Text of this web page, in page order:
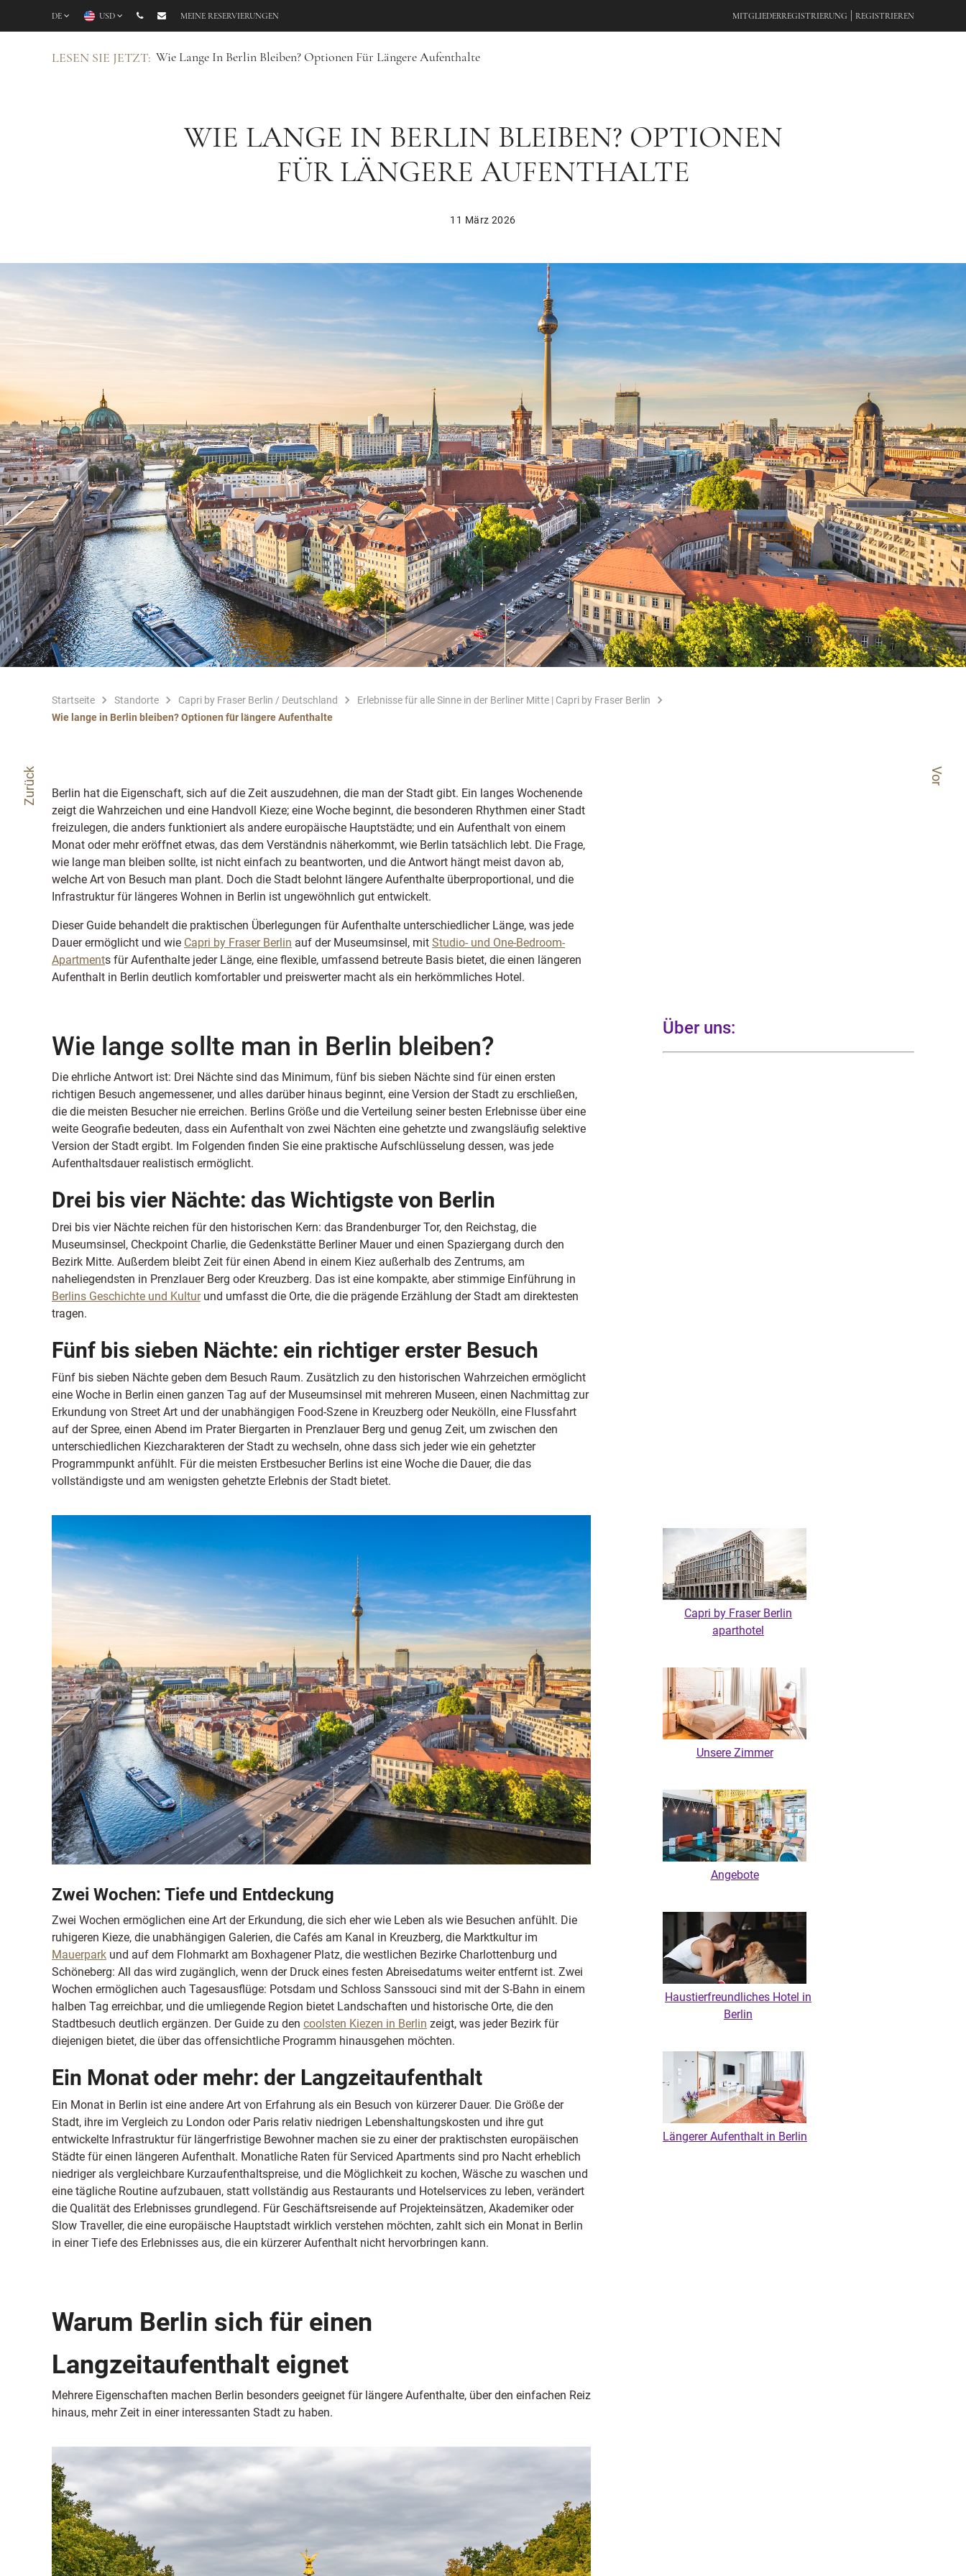
DE USD MEINE RESERVIERUNGEN MITGLIEDERREGISTRIERUNG REGISTRIEREN
LESEN SIE JETZT: Wie Lange In Berlin Bleiben? Optionen Für Längere Aufenthalte
WIE LANGE IN BERLIN BLEIBEN? OPTIONEN
FÜR LÄNGERE AUFENTHALTE
11 März 2026
Zurück Vor
Startseite Standorte Capri by Fraser Berlin / Deutschland
Erlebnisse für alle Sinne in der Berliner Mitte | Capri by Fraser Berlin
Wie lange in Berlin bleiben? Optionen für längere Aufenthalte
Berlin hat die Eigenschaft, sich auf die Zeit auszudehnen, die man der Stadt gibt. Ein langes Wochenende
zeigt die Wahrzeichen und eine Handvoll Kieze; eine Woche beginnt, die besonderen Rhythmen einer Stadt
freizulegen, die anders funktioniert als andere europäische Hauptstädte; und ein Aufenthalt von einem
Monat oder mehr eröffnet etwas, das dem Verständnis näherkommt, wie Berlin tatsächlich lebt. Die Frage,
wie lange man bleiben sollte, ist nicht einfach zu beantworten, und die Antwort hängt meist davon ab,
welche Art von Besuch man plant. Doch die Stadt belohnt längere Aufenthalte überproportional, und die
Infrastruktur für längeres Wohnen in Berlin ist ungewöhnlich gut entwickelt.
Dieser Guide behandelt die praktischen Überlegungen für Aufenthalte unterschiedlicher Länge, was jede
Dauer ermöglicht und wie Capri by Fraser Berlin auf der Museumsinsel, mitStudio- und One-Bedroom-
Apartments für Aufenthalte jeder Länge, eine flexible, umfassend betreute Basis bietet, die einen längeren
Aufenthalt in Berlin deutlich komfortabler und preiswerter macht als ein herkömmliches Hotel.
Wie lange sollte man in Berlin bleiben?
Die ehrliche Antwort ist: Drei Nächte sind das Minimum, fünf bis sieben Nächte sind für einen ersten
richtigen Besuch angemessener, und alles darüber hinaus beginnt, eine Version der Stadt zu erschließen,
die die meisten Besucher nie erreichen. Berlins Größe und die Verteilung seiner besten Erlebnisse über eine
weite Geografie bedeuten, dass ein Aufenthalt von zwei Nächten eine gehetzte und zwangsläufig selektive
Version der Stadt ergibt. Im Folgenden finden Sie eine praktische Aufschlüsselung dessen, was jede
Aufenthaltsdauer realistisch ermöglicht.
Drei bis vier Nächte: das Wichtigste von Berlin
Drei bis vier Nächte reichen für den historischen Kern: das Brandenburger Tor, den Reichstag, die
Museumsinsel, Checkpoint Charlie, die Gedenkstätte Berliner Mauer und einen Spaziergang durch den
Bezirk Mitte. Außerdem bleibt Zeit für einen Abend in einem Kiez außerhalb des Zentrums, am
naheliegendsten in Prenzlauer Berg oder Kreuzberg. Das ist eine kompakte, aber stimmige Einführung in
Berlins Geschichte und Kulturund umfasst die Orte, die die prägende Erzählung der Stadt am direktesten
tragen.
Fünf bis sieben Nächte: ein richtiger erster Besuch
Fünf bis sieben Nächte geben dem Besuch Raum. Zusätzlich zu den historischen Wahrzeichen ermöglicht
eine Woche in Berlin einen ganzen Tag auf der Museumsinsel mit mehreren Museen, einen Nachmittag zur
Erkundung von Street Art und der unabhängigen Food-Szene in Kreuzberg oder Neukölln, eine Flussfahrt
auf der Spree, einen Abend im Prater Biergarten in Prenzlauer Berg und genug Zeit, um zwischen den
unterschiedlichen Kiezcharakteren der Stadt zu wechseln, ohne dass sich jeder wie ein gehetzter
Programmpunkt anfühlt. Für die meisten Erstbesucher Berlins ist eine Woche die Dauer, die das
vollständigste und am wenigsten gehetzte Erlebnis der Stadt bietet.
Zwei Wochen: Tiefe und Entdeckung
Zwei Wochen ermöglichen eine Art der Erkundung, die sich eher wie Leben als wie Besuchen anfühlt. Die
ruhigeren Kieze, die unabhängigen Galerien, die Cafés am Kanal in Kreuzberg, die Marktkultur im
Mauerpark und auf dem Flohmarkt am Boxhagener Platz, die westlichen Bezirke Charlottenburg und
Schöneberg: All das wird zugänglich, wenn der Druck eines festen Abreisedatums weiter entfernt ist. Zwei
Wochen ermöglichen auch Tagesausflüge: Potsdam und Schloss Sanssouci sind mit der S-Bahn in einem
halben Tag erreichbar, und die umliegende Region bietet Landschaften und historische Orte, die den
Stadtbesuch deutlich ergänzen. Der Guide zu den coolsten Kiezen in Berlin zeigt, was jeder Bezirk für
diejenigen bietet, die über das offensichtliche Programm hinausgehen möchten.
Ein Monat oder mehr: der Langzeitaufenthalt
Ein Monat in Berlin ist eine andere Art von Erfahrung als ein Besuch von kürzerer Dauer. Die Größe der
Stadt, ihre im Vergleich zu London oder Paris relativ niedrigen Lebenshaltungskosten und ihre gut
entwickelte Infrastruktur für längerfristige Bewohner machen sie zu einer der praktischsten europäischen
Städte für einen längeren Aufenthalt. Monatliche Raten für Serviced Apartments sind pro Nacht erheblich
niedriger als vergleichbare Kurzaufenthaltspreise, und die Möglichkeit zu kochen, Wäsche zu waschen und
eine tägliche Routine aufzubauen, statt vollständig aus Restaurants und Hotelservices zu leben, verändert
die Qualität des Erlebnisses grundlegend. Für Geschäftsreisende auf Projekteinsätzen, Akademiker oder
Slow Traveller, die eine europäische Hauptstadt wirklich verstehen möchten, zahlt sich ein Monat in Berlin
in einer Tiefe des Erlebnisses aus, die ein kürzerer Aufenthalt nicht hervorbringen kann.
Warum Berlin sich für einen
Langzeitaufenthalt eignet
Mehrere Eigenschaften machen Berlin besonders geeignet für längere Aufenthalte, über den einfachen Reiz
hinaus, mehr Zeit in einer interessanten Stadt zu haben.
Über uns:
Capri by Fraser Berlin
aparthotel
Unsere Zimmer
Angebote
Haustierfreundliches Hotel in
Berlin
Längerer Aufenthalt in Berlin